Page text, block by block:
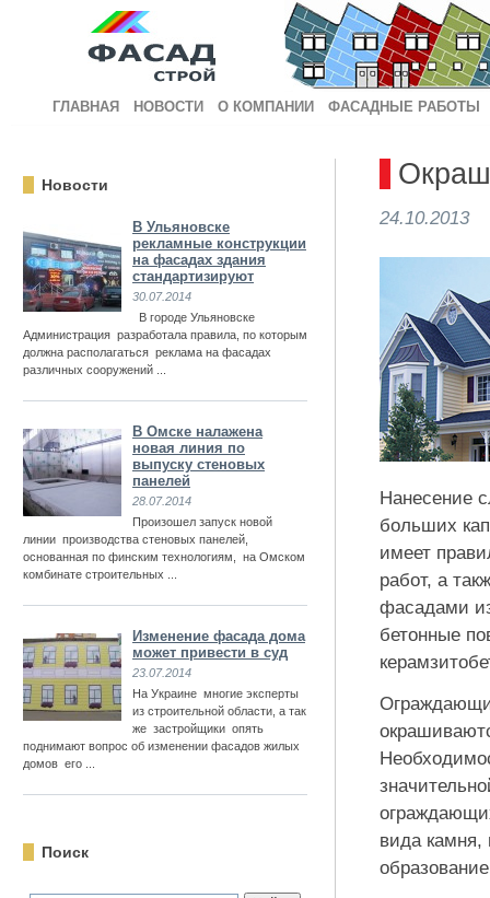
ГЛАВНАЯ НОВОСТИ О КОМПАНИИ ФАСАДНЫЕ РАБОТЫ
Новости
В Ульяновске
рекламные конструкции
на фасадах здания
стандартизируют
30.07.2014
В городе Ульяновске
Администрация разработала правила, по которым
должна располагаться реклама на фасадах
различных сооружений ...
В Омске налажена
новая линия по
выпуску стеновых
панелей
28.07.2014
Произошел запуск новой
линии производства стеновых панелей,
основанная по финским технологиям, на Омском
комбинате строительных ...
Изменение фасада дома
может привести в суд
23.07.2014
На Украине многие эксперты
из строительной области, а так
же застройщики опять
поднимают вопрос об изменении фасадов жилых
домов его ...
Поиск
24.10.2013
Нанесение
больших
имеет
работ, а
фасадами
бетонные
вида камня,